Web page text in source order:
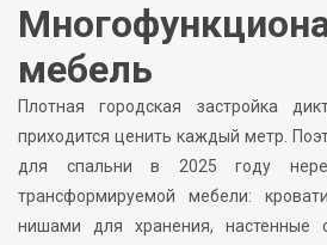
мебель
Плотная городская застройка
приходится ценить каждый метр.
для спальни в 2025 году
трансформируемой мебели:
нишами для хранения, настенные